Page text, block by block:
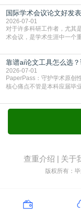
要求修改，还差点被判定学
刊，都已经明确出台了相关
注，未标注的AI生成内容会
国际学术会议论文好发
2026-07-01
对于许多科研工作者，尤其
术会议，是学术生涯中一个
疑问：国际学术会议论文到
AEIC学术交流中心小编就为
文发表的相对优势与期刊论
靠谱ai论文工具怎么选
2026-07-01
PaperPass：守护学术原创
核心痛点不管是本科应届毕
自己逐句读逐句改，熬好几
率超标，再返工太折腾。现
决。靠谱的ai论文工具，不
查重介绍 关于
版权所有：